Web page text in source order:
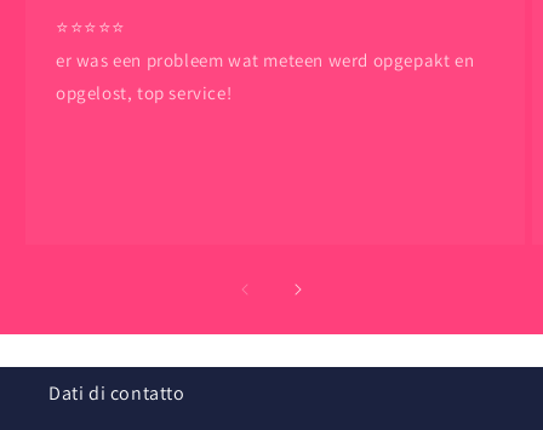
⭐️⭐️⭐️⭐️⭐️
er was een probleem wat meteen werd opgepakt en
opgelost, top service!
Dati di contatto